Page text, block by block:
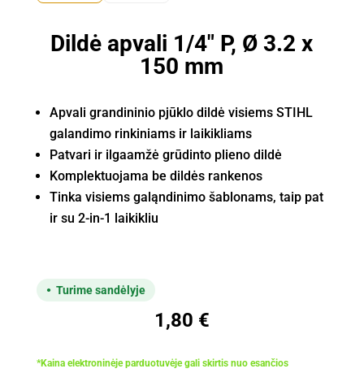
Dildė apvali 1/4" P, Ø 3.2 x
150 mm
Apvali grandininio pjūklo dildė visiems STIHL
galandimo rinkiniams ir laikikliams
Patvari ir ilgaamžė grūdinto plieno dildė
Komplektuojama be dildės rankenos
Tinka visiems galąndinimo šablonams, taip pat
ir su 2-in-1 laikikliu
Turime sandėlyje
1,80 €
*Kaina elektroninėje parduotuvėje gali skirtis nuo esančios